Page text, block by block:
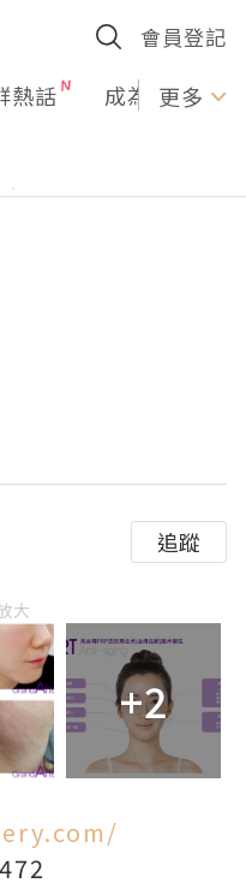
會員登記
熱話 成為U更多
追蹤
大
+2